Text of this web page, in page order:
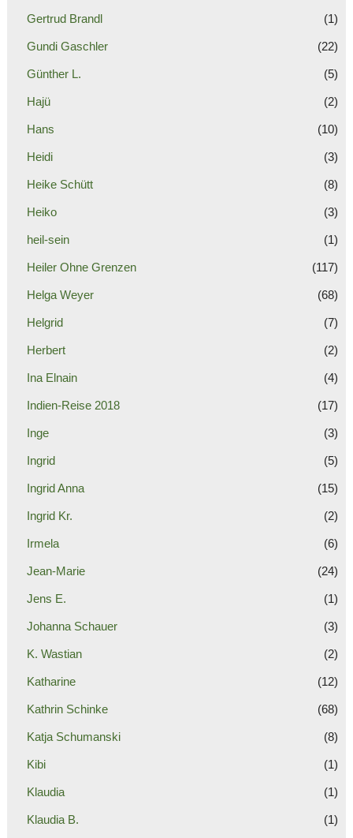
Gertrud Brandl (1)
Gundi Gaschler (22)
Günther L. (5)
Hajü (2)
Hans (10)
Heidi (3)
Heike Schütt (8)
Heiko (3)
heil-sein (1)
Heiler Ohne Grenzen (117)
Helga Weyer (68)
Helgrid (7)
Herbert (2)
Ina Elnain (4)
Indien-Reise 2018 (17)
Inge (3)
Ingrid (5)
Ingrid Anna (15)
Ingrid Kr. (2)
Irmela (6)
Jean-Marie (24)
Jens E. (1)
Johanna Schauer (3)
K. Wastian (2)
Katharine (12)
Kathrin Schinke (68)
Katja Schumanski (8)
Kibi (1)
Klaudia (1)
Klaudia B. (1)